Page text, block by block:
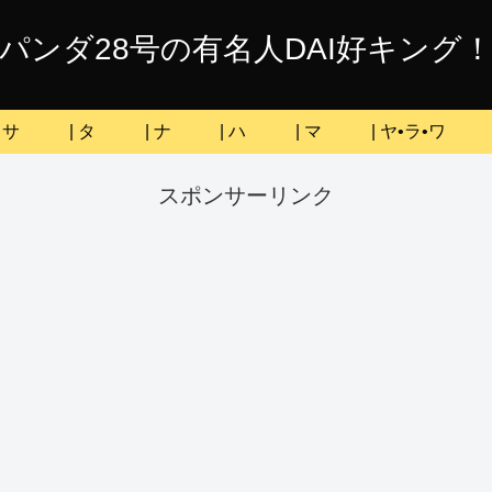
パンダ28号の有名人DAI好キング！
| サ | タ | ナ | ハ | マ | ヤ•ラ•ワ
スポンサーリンク